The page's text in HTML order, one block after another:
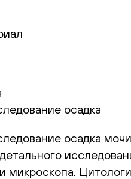
осадка
осадка
микроскопа.